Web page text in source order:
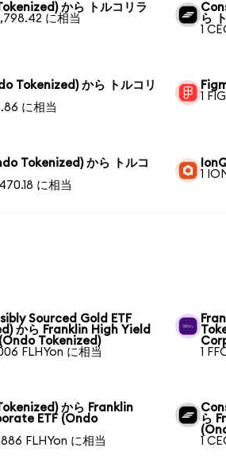
から トルコリラ
に相当
ら
1
Tokenized) から トルコリ
に相当
1
Tokenized) から トルコ
に相当
1
Sourced Gold ETF
から Franklin High Yield
Tokenized)
FLHYon に相当
1
から Franklin
ETF (Ondo
FLHYon に相当
ら
1